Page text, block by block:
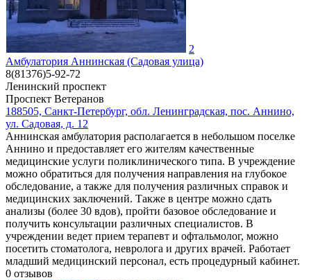
2
Амбулатория Аннинская (Садовая улица)
8(81376)5-92-72
Ленинский проспект
Проспект Ветеранов
188505, Санкт-Петербург, обл. Ленинградская, пос. Аннино,
ул. Садовая, д. 12
Аннинская амбулатория располагается в небольшом поселке
Аннино и предоставляет его жителям качественные
медицинские услуги поликлинического типа. В учреждение
можно обратиться для получения направления на глубокое
обследование, а также для получения различных справок и
медицинских заключений. Также в центре можно сдать
анализы (более 30 вдов), пройти базовое обследование и
получить консультации различных специалистов. В
учреждении ведет прием терапевт и офтальмолог, можно
посетить стоматолога, невролога и других врачей. Работает
младший медицинский персонал, есть процедурный кабинет.
0 отзывов